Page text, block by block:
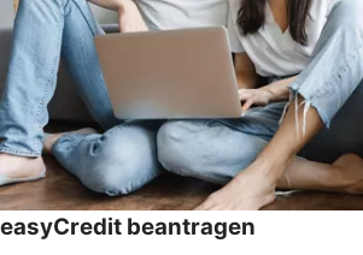
easyCredit beantragen